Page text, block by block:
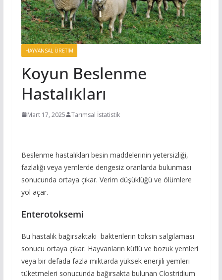
HAYVANSAL ÜRETIM
Koyun Beslenme
Hastalıkları
Mart 17, 2025 Tarımsal İstatistik
Beslenme hastalıkları besin maddelerinin yetersizliği,
fazlalığı veya yemlerde dengesiz oranlarda bulunması
sonucunda ortaya çıkar. Verim düşüklüğü ve ölümlere
yol açar.
Enterotoksemi
Bu hastalık bağırsaktaki bakterilerin toksin salgılaması
sonucu ortaya çıkar. Hayvanların küflü ve bozuk yemleri
veya bir defada fazla miktarda yüksek enerjili yemleri
tüketmeleri sonucunda bağırsakta bulunan Clostridium